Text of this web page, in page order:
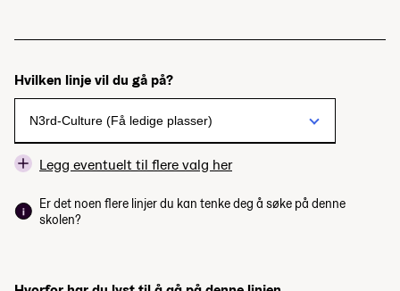
Hvilken linje vil du gå på?
Legg eventuelt til flere valg her
Er det noen flere linjer du kan tenke deg å søke på denne
skolen?